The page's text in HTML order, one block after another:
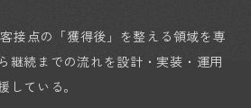
接点の「獲得後」を整える領域を専
継続までの流れを設計・実装・運用
している。